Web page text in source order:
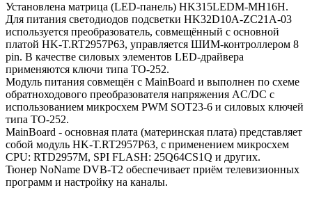
Установлена матрица (LED-панель) HK315LEDM-MH16H.
Для питания светодиодов подсветки HK32D10A-ZC21A-03
используется преобразователь, совмещённый с основной
платой HK-T.RT2957P63, управляется ШИМ-контроллером 8
pin. В качестве силовых элементов LED-драйвера
применяются ключи типа TO-252.
Модуль питания совмещён с MainBoard и выполнен по схеме
обратноходового преобразователя напряжения AC/DC c
использованием микросхем PWM SOT23-6 и силовых ключей
типа TO-252.
MainBoard - основная плата (материнская плата) представляет
собой модуль HK-T.RT2957P63, с применением микросхем
CPU: RTD2957M, SPI FLASH: 25Q64CS1Q и других.
Тюнер NoName DVB-T2 обеспечивает приём телевизионных
программ и настройку на каналы.